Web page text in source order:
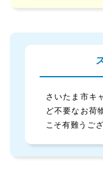
さいたま市キ
ど不要なお荷
こそ有難うご